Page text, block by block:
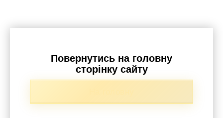
Повернутись на головну
сторінку сайту